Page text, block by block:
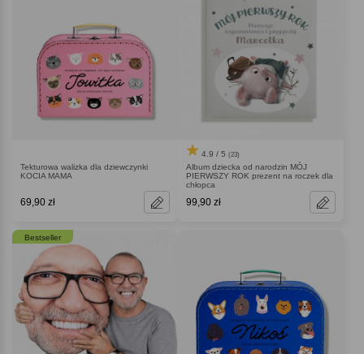
Tekturowa walizka dla dziewczynki
KOCIA MAMA
69,90 zł
4.9 / 5 (23)
Album dziecka od narodzin MÓJ
PIERWSZY ROK prezent na roczek dla
chłopca
99,90 zł
Bestseller